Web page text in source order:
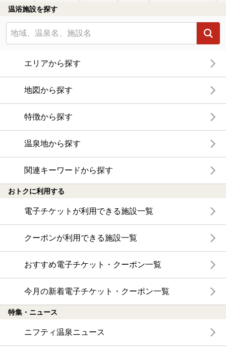
温浴施設を探す
エリアから探す
地図から探す
特徴から探す
温泉地から探す
関連キーワードから探す
おトクに利用する
電子チケットが利用できる施設一覧
クーポンが利用できる施設一覧
おすすめ電子チケット・クーポン一覧
今月の新着電子チケット・クーポン一覧
特集・ニュース
ニフティ温泉ニュース